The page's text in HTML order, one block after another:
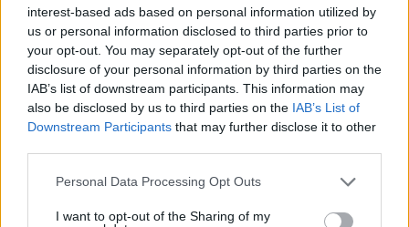
interest-based ads based on personal information utilized by
us or personal information disclosed to third parties prior to
your opt-out. You may separately opt-out of the further
disclosure of your personal information by third parties on the
IAB’s list of downstream participants. This information may
also be disclosed by us to third parties on the IAB’s List of
Downstream Participants that may further disclose it to other
Please note that this website/app uses one or more Google
not limited to your visit or usage behaviour. You may click to
Personal Data Processing Opt Outs
I want to opt-out of the Sharing of my
Βίντεο: Μεθυσμένη σκότωσε νύφη λίγες ώρες
μετά τον γάμο της και στο τμήμα ζητούσε